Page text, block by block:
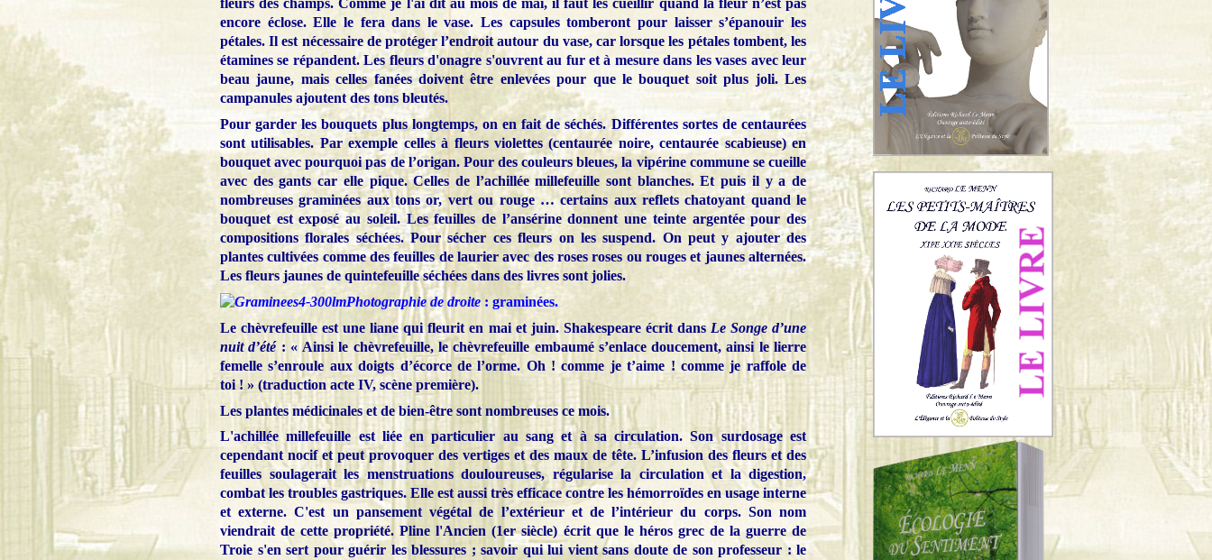
encore éclose. Elle le fera dans le vase. Les capsules tomberont pour laisser s’épanouir les
pétales. Il est nécessaire de protéger l’endroit autour du vase, car lorsque les pétales tombent, les
étamines se répandent. Les fleurs d'onagre s'ouvrent au fur et à mesure dans les vases avec leur
beau jaune, mais celles fanées doivent être enlevées pour que le bouquet soit plus joli. Les
campanules ajoutent des tons bleutés.
Pour garder les bouquets plus longtemps, on en fait de séchés. Différentes sortes de centaurées
sont utilisables. Par exemple celles à fleurs violettes (centaurée noire, centaurée scabieuse) en
bouquet avec pourquoi pas de l’origan. Pour des couleurs bleues, la vipérine commune se cueille
avec des gants car elle pique. Celles de l’achillée millefeuille sont blanches. Et puis il y a de
nombreuses graminées aux tons or, vert ou rouge … certains aux reflets chatoyant quand le
bouquet est exposé au soleil. Les feuilles de l’ansérine donnent une teinte argentée pour des
compositions florales séchées. Pour sécher ces fleurs on les suspend. On peut y ajouter des
plantes cultivées comme des feuilles de laurier avec des roses roses ou rouges et jaunes alternées.
Les fleurs jaunes de quintefeuille séchées dans des livres sont jolies.
Photographie de droite : graminées.
Le chèvrefeuille est une liane qui fleurit en mai et juin. Shakespeare écrit dans Le Songe d’une
nuit d’été: « Ainsi le chèvrefeuille, le chèvrefeuille embaumé s’enlace doucement, ainsi le lierre
femelle s’enroule aux doigts d’écorce de l’orme. Oh ! comme je t’aime ! comme je raffole de
toi ! » (traduction acte IV, scène première).
Les plantes médicinales et de bien-être sont nombreuses ce mois.
L'achillée millefeuille est liée en particulier au sang et à sa circulation. Son surdosage est
cependant nocif et peut provoquer des vertiges et des maux de tête. L’infusion des fleurs et des
feuilles soulagerait les menstruations douloureuses, régularise la circulation et la digestion,
combat les troubles gastriques. Elle est aussi très efficace contre les hémorroïdes en usage interne
et externe. C'est un pansement végétal de l’extérieur et de l’intérieur du corps. Son nom
viendrait de cette propriété. Pline l'Ancien (1er siècle) écrit que le héros grec de la guerre de
Troie s'en sert pour guérir les blessures ; savoir qui lui vient sans doute de son professeur : le